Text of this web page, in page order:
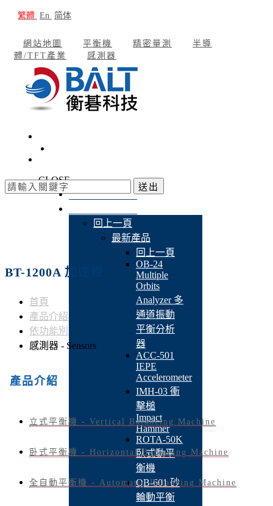
繁體 En 简体
網站地圖 平衡機 精密量測
半導
體/TFT產業
感測器
CLOSE
公司簡介
回上一頁
最新產品
回上一頁
OB-24
Multiple
Orbits
Analyzer 多
通道振動
平衡分析
器
ACC-501
IEPE
Accelerometer
IMH-03 衝
擊槌
Impact
Hammer
ROTA-50K
臥式動平
衡機
QB-601 砂
輪動平衡
送出
BT-1200A 加速規
首頁
產品介紹
依功能別
感測器 - Sensors
產品介紹
立式平衡機 - Vertical Balancing Machine
卧式平衡機 - Horizontal Balancing Machine
全自動平衡機 - Automatic Balancing Machine